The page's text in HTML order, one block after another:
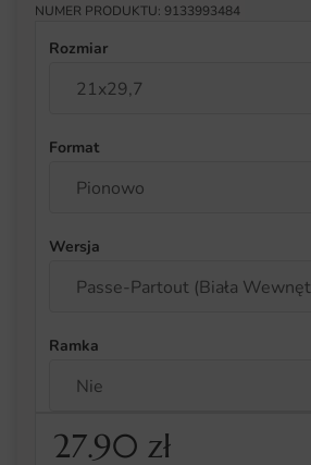
NUMER PRODUKTU: 9133993484
Rozmiar
Format
Wersja
Ramka
27.90 zł